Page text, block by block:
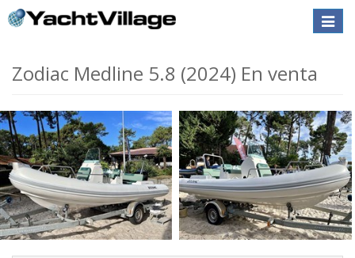
Toggle
Zodiac Medline 5.8 (2024) En venta